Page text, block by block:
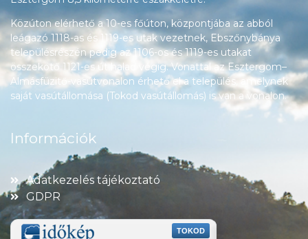
Közúton elérhető a 10-es főúton, központjába az abból
leágazó 1118-as és 1119-es utak vezetnek, Ebszőnybánya
településrészén pedig az 1106-os és 1119-es utakat
összekötő 1121-es út halad végig. Vonattal az Esztergom–
Almásfüzitő-vasútvonalon érhető el a település, amelynek
saját vasútállomása (Tokod vasútállomás) is van a vonalon.
Információk
Adatkezelés tájékoztató
GDPR